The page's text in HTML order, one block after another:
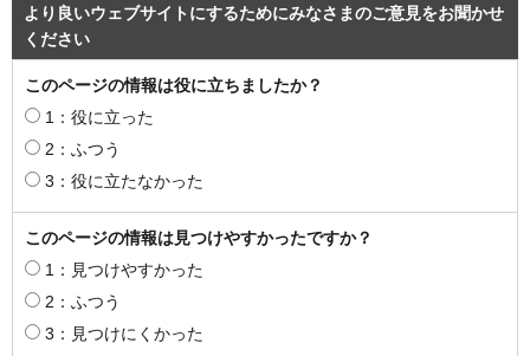
より良いウェブサイトにするためにみなさまのご意見をお聞かせ
ください
このページの情報は役に立ちましたか？
1：役に立った
2：ふつう
3：役に立たなかった
このページの情報は見つけやすかったですか？
1：見つけやすかった
2：ふつう
3：見つけにくかった